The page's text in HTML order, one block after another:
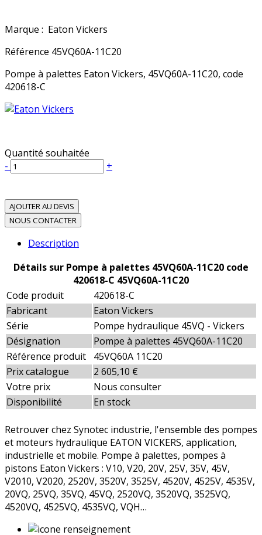
Marque : Eaton Vickers
Référence 45VQ60A-11C20
Pompe à palettes Eaton Vickers, 45VQ60A-11C20, code
420618-C
Quantité souhaitée
-
+
AJOUTER AU DEVIS
NOUS CONTACTER
Description
Détails sur Pompe à palettes 45VQ60A-11C20 code
420618-C 45VQ60A-11C20
Code produit
420618-C
Fabricant
Eaton Vickers
Série
Pompe hydraulique 45VQ - Vickers
Désignation
Pompe à palettes 45VQ60A-11C20
Référence produit
45VQ60A 11C20
Prix catalogue
2 605,10 €
Votre prix
Nous consulter
Disponibilité
En stock
Retrouver chez Synotec industrie, l'ensemble des pompes
et moteurs hydraulique EATON VICKERS, application,
industrielle et mobile. Pompe à palettes, pompes à
pistons Eaton Vickers : V10, V20, 20V, 25V, 35V, 45V,
V2010, V2020, 2520V, 3520V, 3525V, 4520V, 4525V, 4535V,
20VQ, 25VQ, 35VQ, 45VQ, 2520VQ, 3520VQ, 3525VQ,
4520VQ, 4525VQ, 4535VQ, VQH…